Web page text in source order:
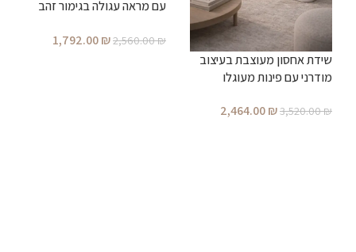
שידת אחסון מעוצבת בעיצוב
מודרני עם פינות מעוגלו
3,520.00₪
2,464.00₪
עם מראה עגולה בגימור זהב
2,560.00₪
1,792.00₪